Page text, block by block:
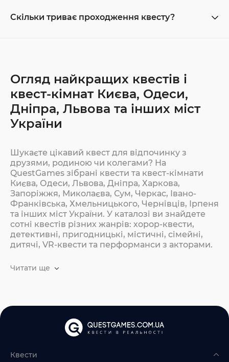
Скільки триває проходження квесту?
Огляд найкращих квестів і
квест-кімнат Києва, Одеси,
Дніпра, Львова та інших міст
України
Шукаєте цікавий квест для відпочинку з
друзями, родиною чи колегами? На
QuestGames зібрані квести та квест-кімнати
Києва, Одеси, Львова, Дніпра, Харкова,
Запоріжжя, Миколаєва, Сум, Черкас, Івано-
Франківська, Хмельницького, Чернівців, Ірпеня
та інших міст України. У каталозі ви знайдете
сотні квестів різних жанрів: хорор-квести,
детективні, пригодницькі, містичні, сімейні,
дитячі, VR-квести та перформанси з акторами.
Читати ще
Квести